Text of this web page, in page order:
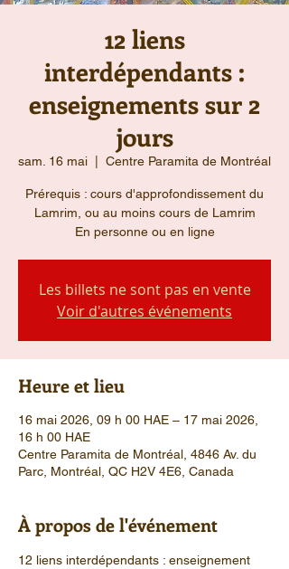
12 liens
interdépendants :
enseignements sur 2
jours
sam. 16 mai Centre Paramita de Montréal
Prérequis : cours d'approfondissement du
Lamrim, ou au moins cours de Lamrim
En personne ou en ligne
Les billets ne sont pas en vente
Voir d'autres événements
Heure et lieu
16 mai 2026, 09 h 00 HAE – 17 mai 2026,
16 h 00 HAE
Centre Paramita de Montréal, 4846 Av. du
Parc, Montréal, QC H2V 4E6, Canada
À propos de l'événement
12 liens interdépendants : enseignement